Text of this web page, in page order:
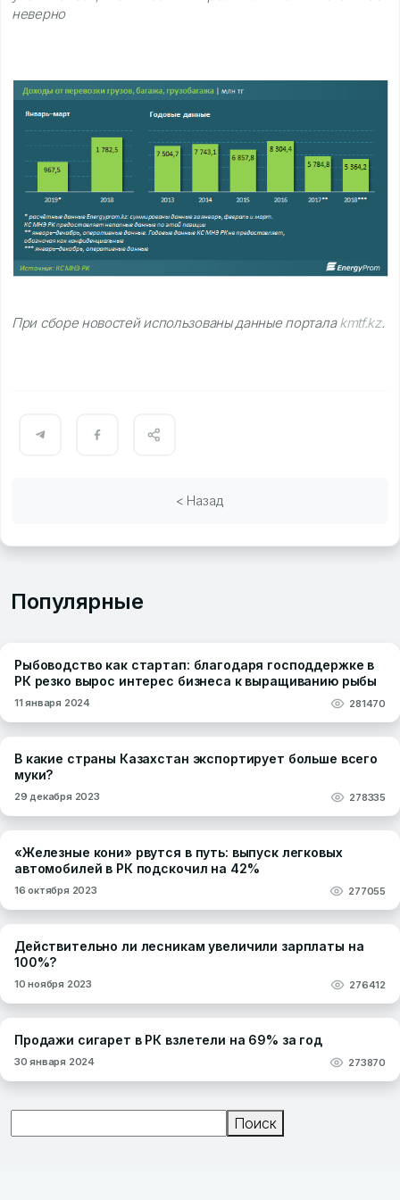
неверно
При сборе новостей использованы данные порталаkmtf.kz.
< Назад
Популярные
Рыбоводство как стартап: благодаря господдержке в
РК резко вырос интерес бизнеса к выращиванию рыбы
11 января 2024 281470
В какие страны Казахстан экспортирует больше всего
муки?
29 декабря 2023 278335
«Железные кони» рвутся в путь: выпуск легковых
автомобилей в РК подскочил на 42%
16 октября 2023 277055
Действительно ли лесникам увеличили зарплаты на
100%?
10 ноября 2023 276412
Продажи сигарет в РК взлетели на 69% за год
30 января 2024 273870
Поиск